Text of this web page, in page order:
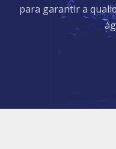
para garantir a